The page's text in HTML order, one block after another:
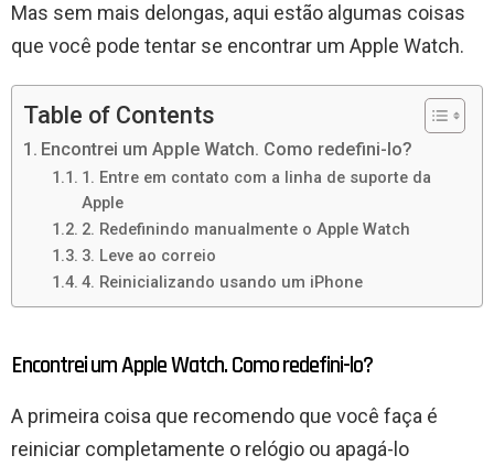
Mas sem mais delongas, aqui estão algumas coisas
que você pode tentar se encontrar um Apple Watch.
Table of Contents
Encontrei um Apple Watch. Como redefini-lo?
1. Entre em contato com a linha de suporte da
Apple
2. Redefinindo manualmente o Apple Watch
3. Leve ao correio
4. Reinicializando usando um iPhone
Encontrei um Apple Watch. Como redefini-lo?
A primeira coisa que recomendo que você faça é
reiniciar completamente o relógio ou apagá-lo